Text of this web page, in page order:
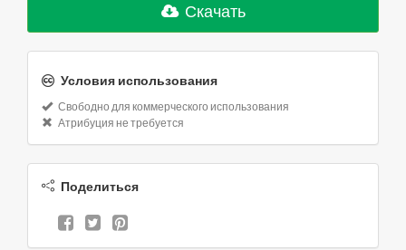
Скачать
Условия использования
Свободно для коммерческого использования
Атрибуция не требуется
Поделиться